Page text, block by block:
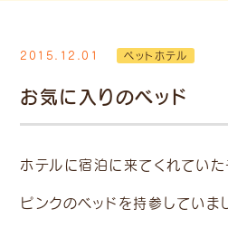
2015.12.01 ペットホテル
お気に入りのベッド
ホテルに宿泊に来てくれていた
ピンクのベッドを持参していま